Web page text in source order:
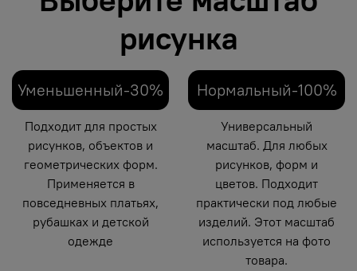
рисунка
Уменьшенный-30%
Подходит для простых
рисунков, объектов и
геометрических форм.
Применяется в
повседневных платьях,
рубашках и детской
одежде
Нормальный-100%
Универсальный
масштаб. Для любых
рисунков, форм и
цветов. Подходит
практически под любые
изделий. Этот масштаб
используется на фото
товара.